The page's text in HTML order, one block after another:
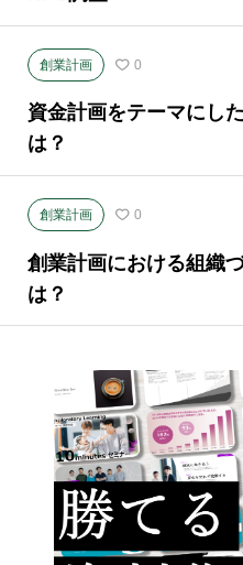
創業計画 0
資金計画をテーマにし
は？
創業計画 0
創業計画における組織
は？